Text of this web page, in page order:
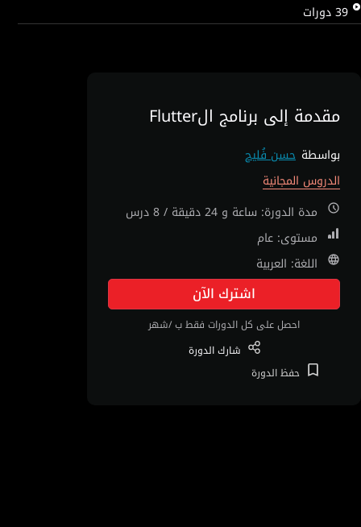
39دورات
مقدمة إلى برنامج الFlutter
بواسطة حسن فُليح
الدروس المجانية
مدة الدورة: ساعة و 24 دقيقة / 8 درس
مستوى: عام
اللغة: العربية
اشترك الآن
احصل على كل الدورات فقط ب /شهر
شاركالدورة
حفظالدورة